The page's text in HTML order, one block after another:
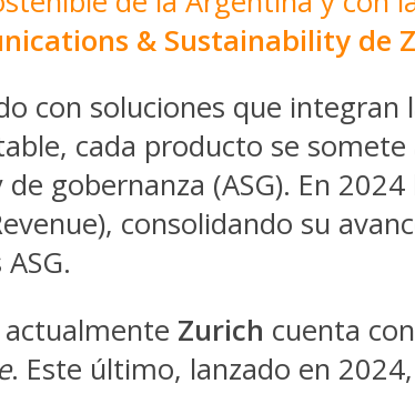
& Sustainability de
con soluciones que
cada producto se
gobernanza (ASG). En
consolidando su
Zurich cuenta
. Este último, lanzado en